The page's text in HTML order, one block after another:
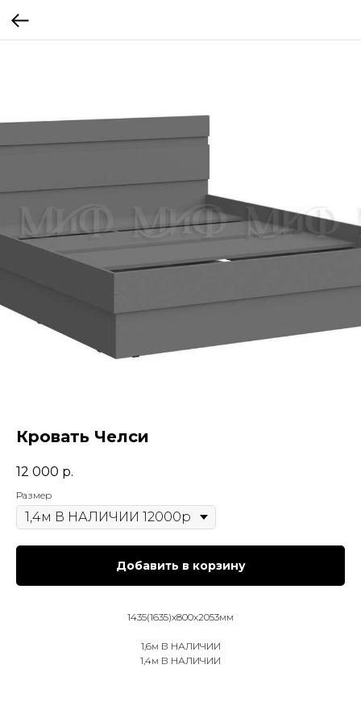
Кровать Челси
12 000 р.
Размер
Добавить в корзину
1435(1635)х800х2053мм
1,6м В НАЛИЧИИ
1,4м В НАЛИЧИИ